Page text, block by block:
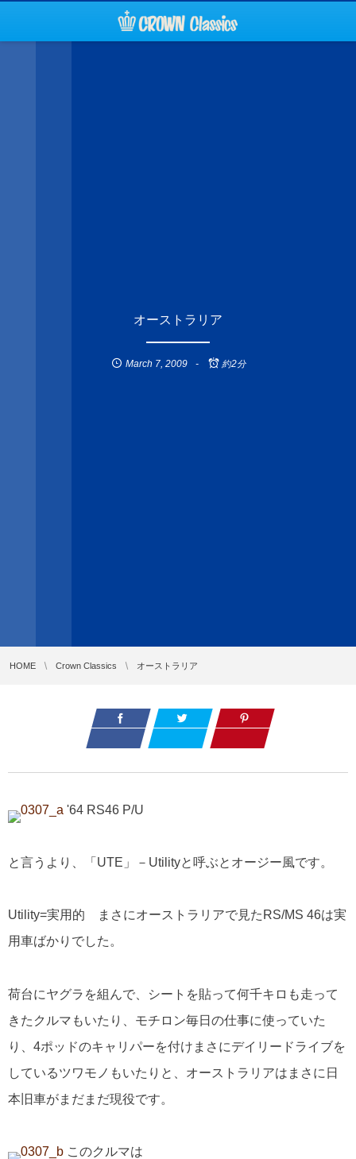
オーストラリア
March 7, 2009 約2分
HOME Crown Classics オーストラリア
'64 RS46 P/U
と言うより、「UTE」－Utilityと呼ぶとオージー風です。
Utility=実用的 まさにオーストラリアで見たRS/MS 46は実
用車ばかりでした。
荷台にヤグラを組んで、シートを貼って何千キロも走って
きたクルマもいたり、モチロン毎日の仕事に使っていた
り、4ポッドのキャリパーを付けまさにデイリードライブを
しているツワモノもいたりと、オーストラリアはまさに日
本旧車がまだまだ現役です。
このクルマは